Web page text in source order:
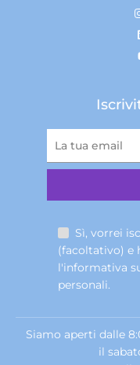
Sì, vorrei
(facoltativo) e
l'informativa
personali.
Siamo aperti dalle
il